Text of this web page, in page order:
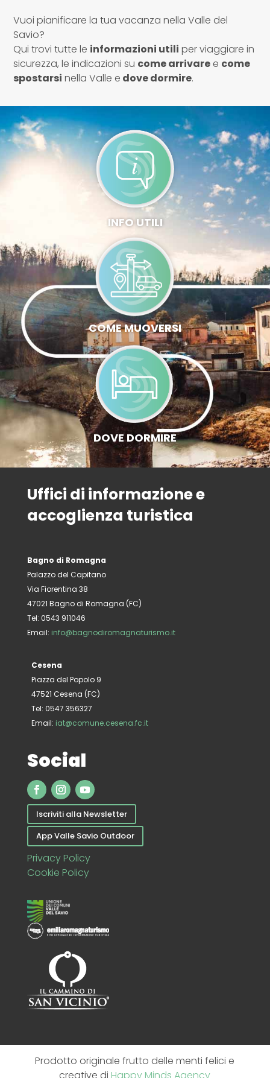
Vuoi pianificare la tua vacanza nella Valle del
Savio?
Qui trovi tutte le informazioni utili per viaggiare in
sicurezza, le indicazioni su come arrivare e come
spostarsi nella Valle e dove dormire.
INFO UTILI
COME MUOVERSI
DOVE DORMIRE
Uffici di informazione e
accoglienza turistica
Bagno di Romagna
Palazzo del Capitano
Via Fiorentina 38
47021 Bagno di Romagna (FC)
Tel: 0543 911046
Email: info@bagnodiromagnaturismo.it
Cesena
Piazza del Popolo 9
47521 Cesena (FC)
Tel: 0547 356327
Email: iat@comune.cesena.fc.it
Social
Iscriviti alla Newsletter
App Valle Savio Outdoor
Privacy Policy
Cookie Policy
Prodotto originale frutto delle menti felici e